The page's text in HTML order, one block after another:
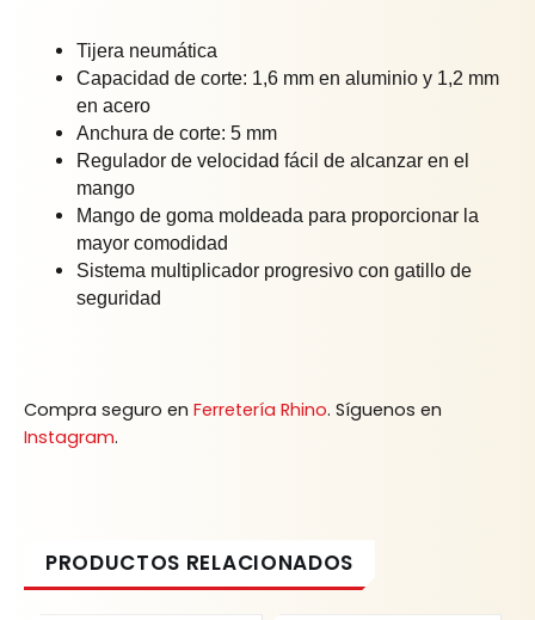
Tijera neumática
Capacidad de corte: 1,6 mm en aluminio y 1,2 mm
en acero
Anchura de corte: 5 mm
Regulador de velocidad fácil de alcanzar en el
mango
Mango de goma moldeada para proporcionar la
mayor comodidad
Sistema multiplicador progresivo con gatillo de
seguridad
Compra seguro en Ferretería Rhino. Síguenos en
Instagram.